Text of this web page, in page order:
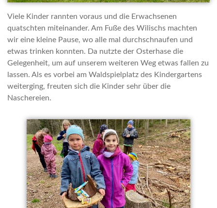
Viele Kinder rannten voraus und die Erwachsenen
quatschten miteinander. Am Fuße des Wilischs machten
wir eine kleine Pause, wo alle mal durchschnaufen und
etwas trinken konnten. Da nutzte der Osterhase die
Gelegenheit, um auf unserem weiteren Weg etwas fallen zu
lassen. Als es vorbei am Waldspielplatz des Kindergartens
weiterging, freuten sich die Kinder sehr über die
Naschereien.